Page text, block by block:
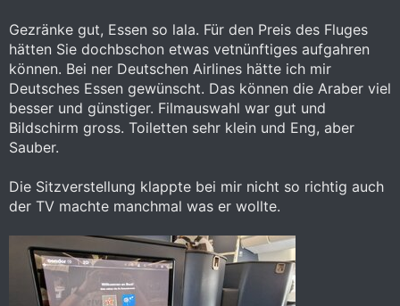
Gezränke gut, Essen so lala. Für den Preis des Fluges
hätten Sie dochbschon etwas vetnünftiges aufgahren
können. Bei ner Deutschen Airlines hätte ich mir
Deutsches Essen gewünscht. Das können die Araber viel
besser und günstiger. Filmauswahl war gut und
Bildschirm gross. Toiletten sehr klein und Eng, aber
Sauber.
Die Sitzverstellung klappte bei mir nicht so richtig auch
der TV machte manchmal was er wollte.